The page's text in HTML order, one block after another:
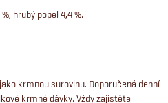
hrubý popel 4,4 %.
krmnou surovinu. Doporučená denní
krmné dávky. Vždy zajistěte